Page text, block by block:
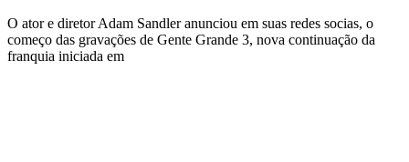
O ator e diretor Adam Sandler anunciou em suas redes socias, o
começo das gravações de Gente Grande 3, nova continuação da
franquia iniciada em